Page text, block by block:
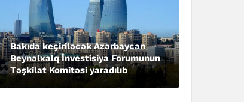
Bakıda keçiriləcək Azərbaycan
Beynəlxalq İnvestisiya Forumunun
Təşkilat Komitəsi yaradılıb